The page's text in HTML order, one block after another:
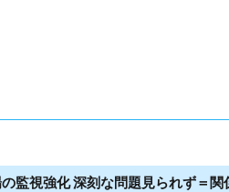
監視強化 深刻な問題見られず＝関